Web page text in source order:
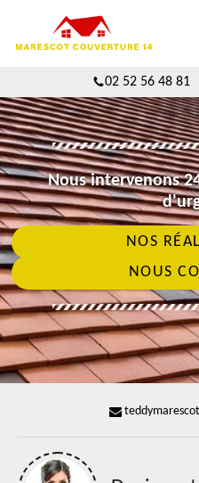
02 52 56 48 81
Nous intervenons
NOS
NOUS